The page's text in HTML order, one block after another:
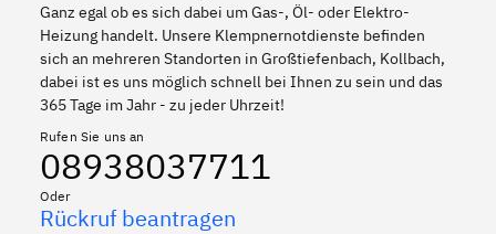
Ganz egal ob es sich dabei um Gas-, Öl- oder Elektro-
Heizung handelt. Unsere Klempnernotdienste befinden
sich an mehreren Standorten in Großtiefenbach, Kollbach,
dabei ist es uns möglich schnell bei Ihnen zu sein und das
365 Tage im Jahr - zu jeder Uhrzeit!
Rufen Sie uns an
08938037711
Oder
Rückruf beantragen